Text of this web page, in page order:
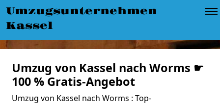
Umzugsunternehmen
Kassel
Umzug von Kassel nach Worms ☛
100 % Gratis-Angebot
Umzug von Kassel nach Worms : Top-